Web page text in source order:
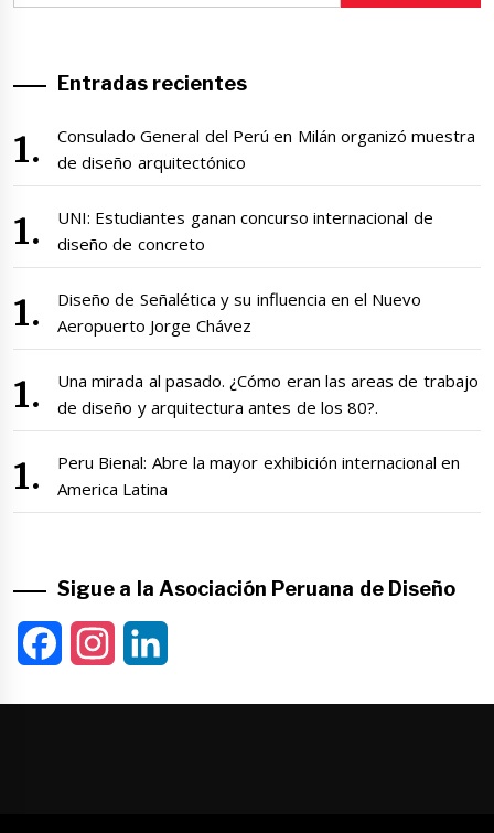
Entradas recientes
Consulado General del Perú en Milán organizó muestra
de diseño arquitectónico
UNI: Estudiantes ganan concurso internacional de
diseño de concreto
Diseño de Señalética y su influencia en el Nuevo
Aeropuerto Jorge Chávez
Una mirada al pasado. ¿Cómo eran las areas de trabajo
de diseño y arquitectura antes de los 80?.
Peru Bienal: Abre la mayor exhibición internacional en
America Latina
Sigue a la Asociación Peruana de Diseño
FacebookInstagram